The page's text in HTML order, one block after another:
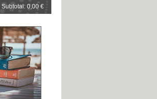
Subtotal: 0,00 €